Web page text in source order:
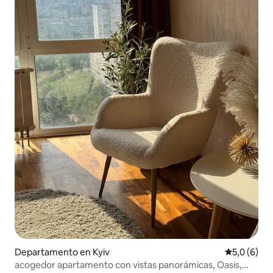
Departamento en Kyiv
5,0 (6)
acogedor apartamento con vistas panorámicas, Oasis,